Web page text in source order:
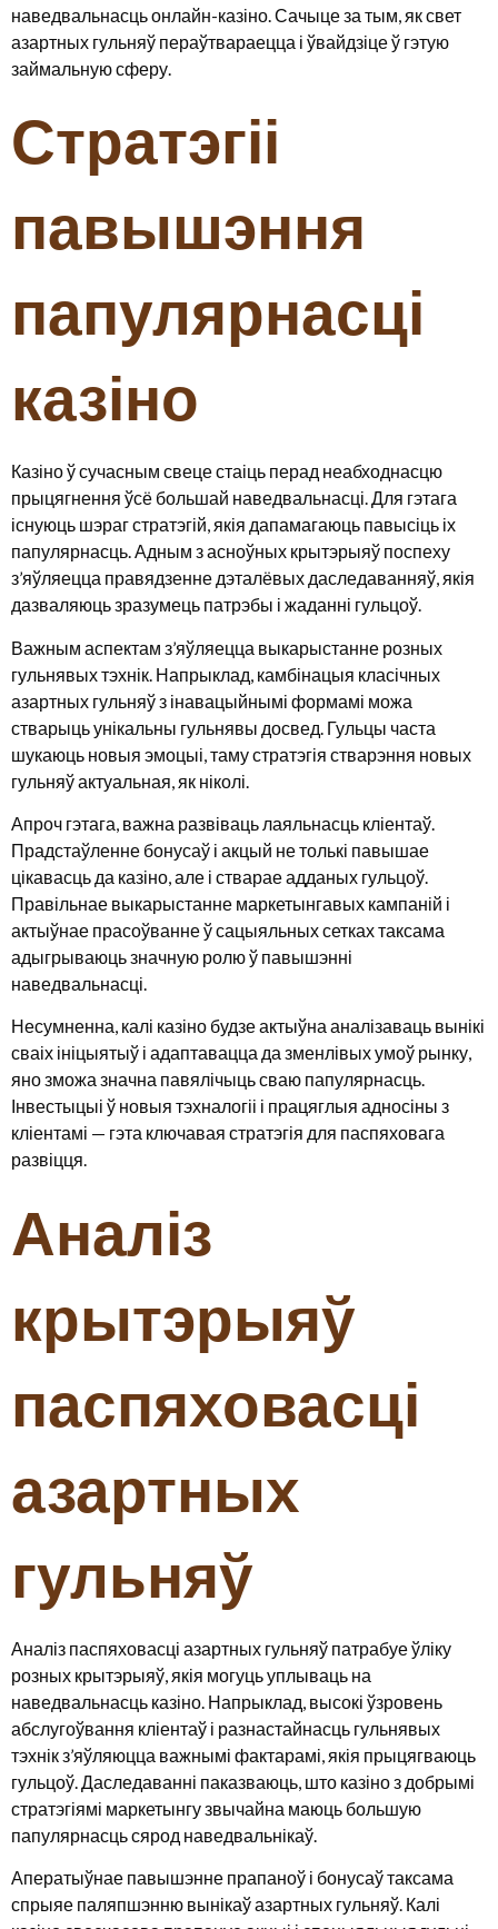
наведвальнасць онлайн-казіно. Сачыце за тым, як свет
азартных гульняў пераўтвараецца і ўвайдзіце ў гэтую
займальную сферу.
Стратэгіі
павышэння
папулярнасці
казіно
Казіно ў сучасным свеце стаіць перад неабходнасцю
прыцягнення ўсё большай наведвальнасці. Для гэтага
існуюць шэраг стратэгій, якія дапамагаюць павысіць іх
папулярнасць. Адным з асноўных крытэрыяў поспеху
з’яўляецца правядзенне дэталёвых даследаванняў, якія
дазваляюць зразумець патрэбы і жаданні гульцоў.
Важным аспектам з’яўляецца выкарыстанне розных
гульнявых тэхнік. Напрыклад, камбінацыя класічных
азартных гульняў з інавацыйнымі формамі можа
стварыць унікальны гульнявы досвед. Гульцы часта
шукаюць новыя эмоцыі, таму стратэгія стварэння новых
гульняў актуальная, як ніколі.
Апроч гэтага, важна развіваць лаяльнасць кліентаў.
Прадстаўленне бонусаў і акцый не толькі павышае
цікавасць да казіно, але і стварае адданых гульцоў.
Правільнае выкарыстанне маркетынгавых кампаній і
актыўнае прасоўванне ў сацыяльных сетках таксама
адыгрываюць значную ролю ў павышэнні
наведвальнасці.
Несумненна, калі казіно будзе актыўна аналізаваць вынікі
сваіх ініцыятыў і адаптавацца да зменлівых умоў рынку,
яно зможа значна павялічыць сваю папулярнасць.
Інвестыцыі ў новыя тэхналогіі і працяглыя адносіны з
кліентамі — гэта ключавая стратэгія для паспяховага
развіцця.
Аналіз
крытэрыяў
паспяховасці
азартных
гульняў
Аналіз паспяховасці азартных гульняў патрабуе ўліку
розных крытэрыяў, якія могуць уплываць на
наведвальнасць казіно. Напрыклад, высокі ўзровень
абслугоўвання кліентаў і разнастайнасць гульнявых
тэхнік з’яўляюцца важнымі фактарамі, якія прыцягваюць
гульцоў. Даследаванні паказваюць, што казіно з добрымі
стратэгіямі маркетынгу звычайна маюць большую
папулярнасць сярод наведвальнікаў.
Аператыўнае павышэнне прапаноў і бонусаў таксама
спрыяе паляпшэнню вынікаў азартных гульняў. Калі